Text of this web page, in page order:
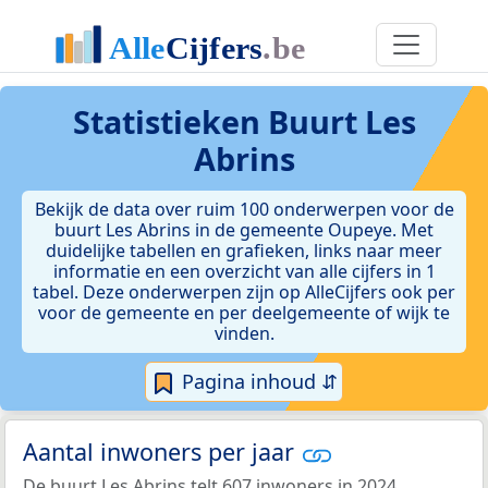
Statistieken Buurt Les
Abrins
Bekijk de data over ruim 100 onderwerpen voor de
buurt Les Abrins in de gemeente Oupeye. Met
duidelijke tabellen en grafieken, links naar meer
informatie en een overzicht van alle cijfers in 1
tabel. Deze onderwerpen zijn op AlleCijfers ook per
voor de gemeente en per deelgemeente of wijk te
vinden.
Pagina inhoud ⇵
Aantal inwoners per jaar